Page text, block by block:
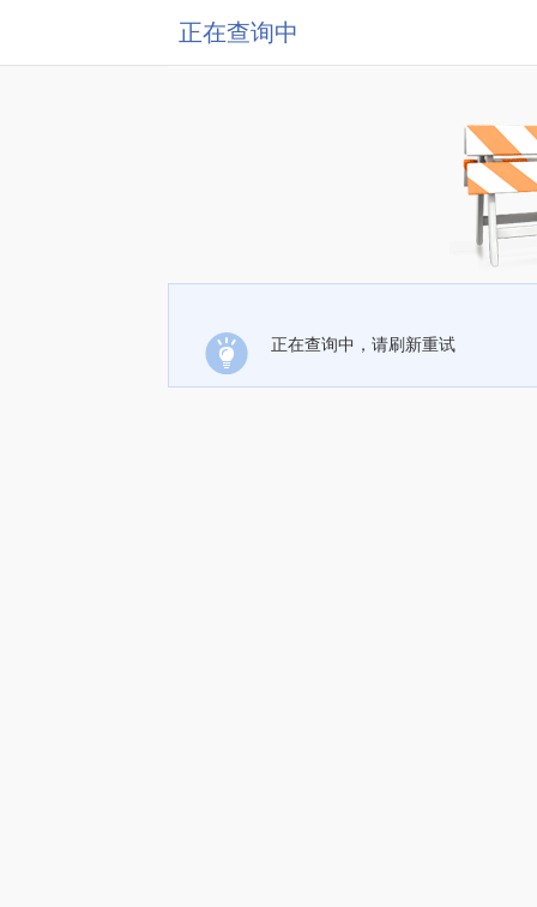
正在查询中
正在查询中，请刷新重试